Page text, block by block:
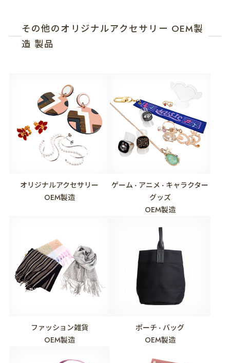
その他のオリジナルアクセサリー OEM製
造 製品
オリジナルアクセサリー
OEM製造
ゲーム ・ アニメ ・ キャラクター
グッズ
OEM製造
ファッション雑貨
OEM製造
ポーチ ・ バッグ
OEM製造